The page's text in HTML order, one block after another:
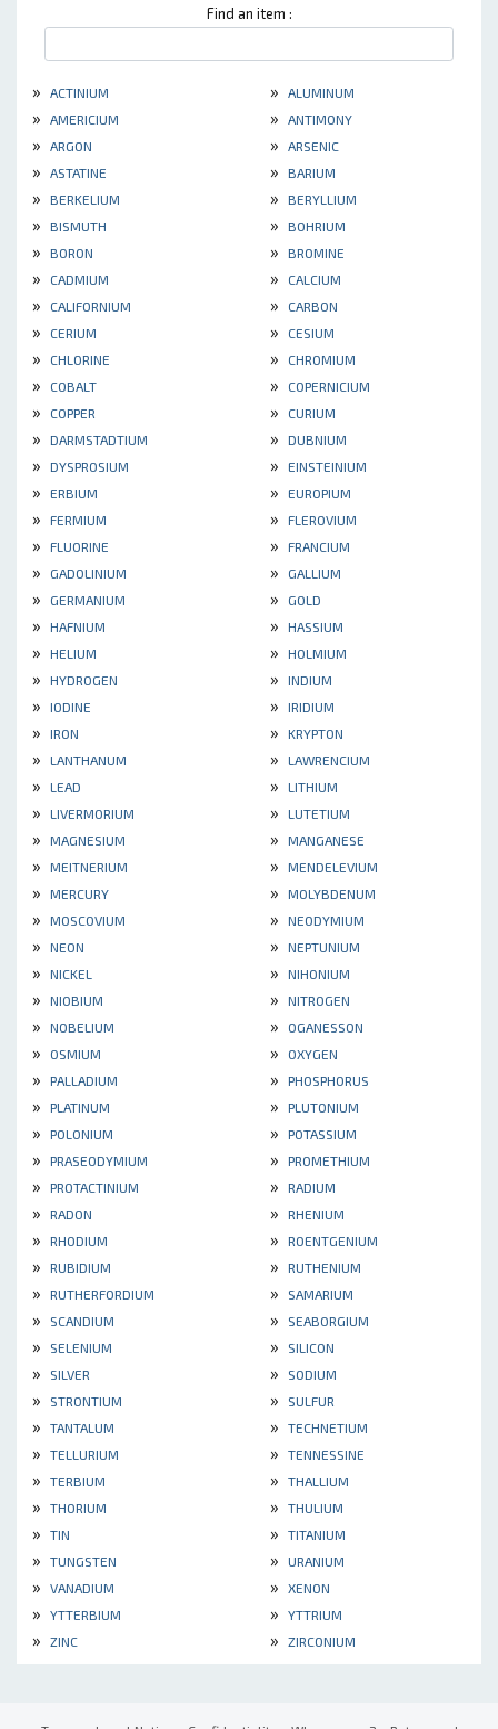
Find an item :
» ACTINIUM » ALUMINUM
» AMERICIUM » ANTIMONY
» ARGON » ARSENIC
» ASTATINE » BARIUM
» BERKELIUM » BERYLLIUM
» BISMUTH » BOHRIUM
» BORON » BROMINE
» CADMIUM » CALCIUM
» CALIFORNIUM » CARBON
» CERIUM » CESIUM
» CHLORINE » CHROMIUM
» COBALT » COPERNICIUM
» COPPER » CURIUM
» DARMSTADTIUM » DUBNIUM
» DYSPROSIUM » EINSTEINIUM
» ERBIUM » EUROPIUM
» FERMIUM » FLEROVIUM
» FLUORINE » FRANCIUM
» GADOLINIUM » GALLIUM
» GERMANIUM » GOLD
» HAFNIUM » HASSIUM
» HELIUM » HOLMIUM
» HYDROGEN » INDIUM
» IODINE » IRIDIUM
» IRON » KRYPTON
» LANTHANUM » LAWRENCIUM
» LEAD » LITHIUM
» LIVERMORIUM » LUTETIUM
» MAGNESIUM » MANGANESE
» MEITNERIUM » MENDELEVIUM
» MERCURY » MOLYBDENUM
» MOSCOVIUM » NEODYMIUM
» NEON » NEPTUNIUM
» NICKEL » NIHONIUM
» NIOBIUM » NITROGEN
» NOBELIUM » OGANESSON
» OSMIUM » OXYGEN
» PALLADIUM » PHOSPHORUS
» PLATINUM » PLUTONIUM
» POLONIUM » POTASSIUM
» PRASEODYMIUM » PROMETHIUM
» PROTACTINIUM » RADIUM
» RADON » RHENIUM
» RHODIUM » ROENTGENIUM
» RUBIDIUM » RUTHENIUM
» RUTHERFORDIUM » SAMARIUM
» SCANDIUM » SEABORGIUM
» SELENIUM » SILICON
» SILVER » SODIUM
» STRONTIUM » SULFUR
» TANTALUM » TECHNETIUM
» TELLURIUM » TENNESSINE
» TERBIUM » THALLIUM
» THORIUM » THULIUM
» TIN » TITANIUM
» TUNGSTEN » URANIUM
» VANADIUM » XENON
» YTTERBIUM » YTTRIUM
» ZINC » ZIRCONIUM